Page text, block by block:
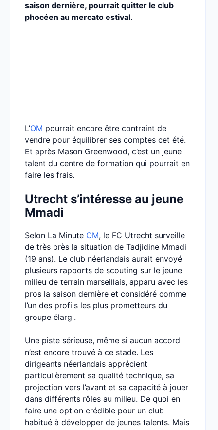
saison dernière, pourrait quitter le club
phocéen au mercato estival.
L’OM pourrait encore être contraint de
vendre pour équilibrer ses comptes cet été.
Et après Mason Greenwood, c’est un jeune
talent du centre de formation qui pourrait en
faire les frais.
Utrecht s’intéresse au jeune
Mmadi
Selon La Minute OM, le FC Utrecht surveille
de très près la situation de Tadjidine Mmadi
(19 ans). Le club néerlandais aurait envoyé
plusieurs rapports de scouting sur le jeune
milieu de terrain marseillais, apparu avec les
pros la saison dernière et considéré comme
l’un des profils les plus prometteurs du
groupe élargi.
Une piste sérieuse, même si aucun accord
n’est encore trouvé à ce stade. Les
dirigeants néerlandais apprécient
particulièrement sa qualité technique, sa
projection vers l’avant et sa capacité à jouer
dans différents rôles au milieu. De quoi en
faire une option crédible pour un club
habitué à développer de jeunes talents. Mais